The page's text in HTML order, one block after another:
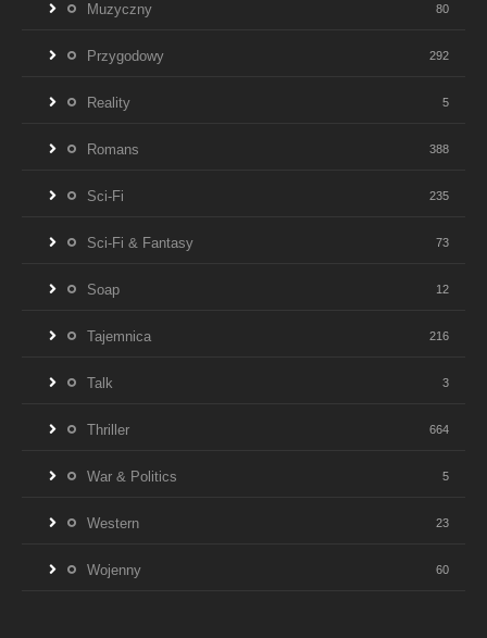
Muzyczny 80
Przygodowy 292
Reality 5
Romans 388
Sci-Fi 235
Sci-Fi & Fantasy 73
Soap 12
Tajemnica 216
Talk 3
Thriller 664
War & Politics 5
Western 23
Wojenny 60